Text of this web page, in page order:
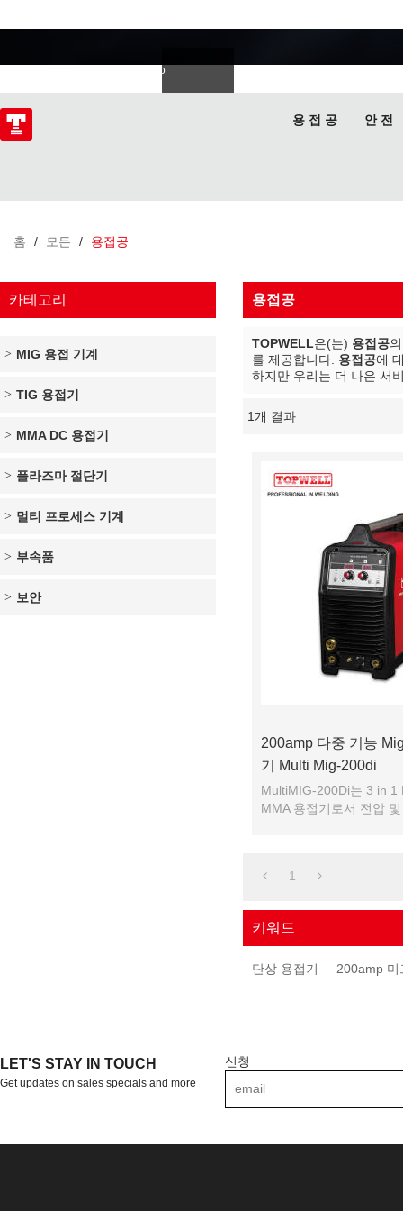
Italiano
용 접 공 안 전
홈 / 모든 / 용접공
카테고리
MIG 용접 기계
TIG 용접기
MMA DC 용접기
플라즈마 절단기
멀티 프로세스 기계
부속품
보안
용접공
TOPWELL은(는) 용접공
를 제공합니다. 용접공에
하지만 우리는 더 나은 서
1개 결과
200amp 다중 기능
기 Multi Mig-200di
MultiMIG-200Di는 3 in 1
MMA 용접기로서 전압
1
키워드
단상 용접기 200amp 미
LET'S STAY IN TOUCH
Get updates on sales specials and more
신청